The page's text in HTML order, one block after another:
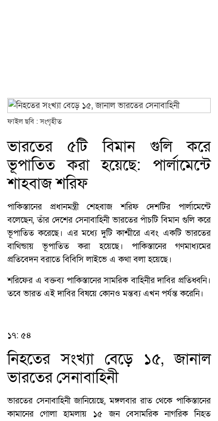
ফাইল ছবি : সংগৃহীত
ভারতের ৫টি বিমান গুলি করে
ভূপাতিত করা হয়েছে: পার্লামেন্টে
শাহবাজ শরিফ
পাকিস্তানের প্রধানমন্ত্রী শেহবাজ শরিফ দেশটির পার্লামেন্টে
বলেছেন, তাঁর দেশের সেনাবাহিনী ভারতের পাঁচটি বিমান গুলি করে
ভূপাতিত করেছে। এর মধ্যে দুটি কাশ্মীরে এবং একটি ভারতের
বাথিন্ডায় ভূপাতিত করা হয়েছে। পাকিস্তানের গণমাধ্যমের
প্রতিবেদন বরাতে বিবিসি লাইভে এ কথা বলা হয়েছে।
শরিফের এ বক্তব্য পাকিস্তানের সামরিক বাহিনীর দাবির প্রতিধ্বনি।
তবে ভারত এই দাবির বিষয়ে কোনও মন্তব্য এখন পর্যন্ত করেনি।
১৭: ৫৪
নিহতের সংখ্যা বেড়ে ১৫, জানাল
ভারতের সেনাবাহিনী
ভারতের সেনাবাহিনী জানিয়েছে, মঙ্গলবার রাত থেকে পাকিস্তানের
কামানের গোলা হামলায় ১৫ জন বেসামরিক নাগরিক নিহত